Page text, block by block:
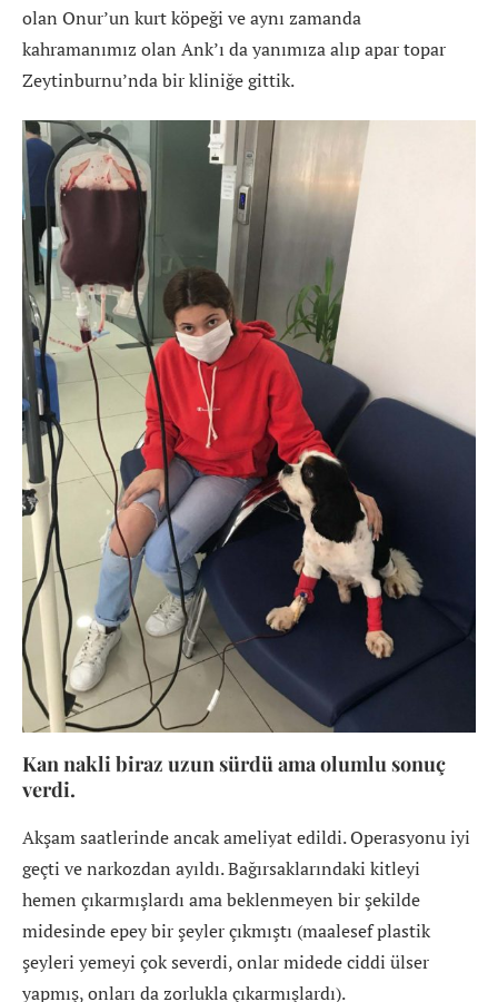
olan Onur’un kurt köpeği ve aynı zamanda
kahramanımız olan Ank’ı da yanımıza alıp apar topar
Zeytinburnu’nda bir kliniğe gittik.
Kan nakli biraz uzun sürdü ama olumlu sonuç
verdi.
Akşam saatlerinde ancak ameliyat edildi. Operasyonu iyi
geçti ve narkozdan ayıldı. Bağırsaklarındaki kitleyi
hemen çıkarmışlardı ama beklenmeyen bir şekilde
midesinde epey bir şeyler çıkmıştı (maalesef plastik
şeyleri yemeyi çok severdi, onlar midede ciddi ülser
yapmış, onları da zorlukla çıkarmışlardı).